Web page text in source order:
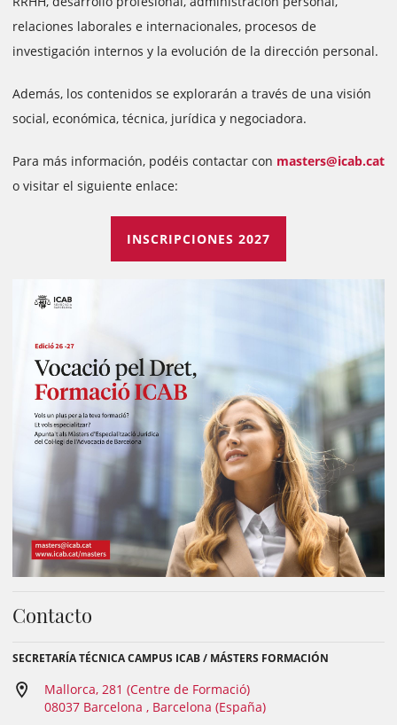
relaciones laborales e internacionales, procesos de
investigación internos y la evolución de la dirección personal.
Además, los contenidos se explorarán a través de una visión
social, económica, técnica, jurídica y negociadora.
Para más información, podéis contactar con masters@icab.cat
o visitar el siguiente enlace:
INSCRIPCIONES 2027
Contacto
SECRETARÍA TÉCNICA CAMPUS ICAB / MÁSTERS FORMACIÓN
Mallorca, 281 (Centre de Formació)
08037 Barcelona , Barcelona (España)